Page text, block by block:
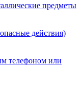
предметы
действия)
телефоном или